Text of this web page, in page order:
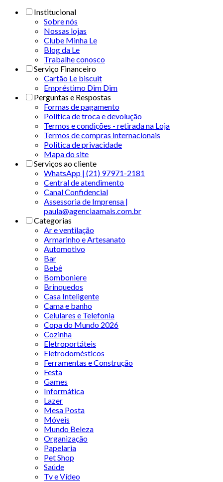
Institucional
Sobre nós
Nossas lojas
Clube Minha Le
Blog da Le
Trabalhe conosco
Serviço Financeiro
Cartão Le biscuit
Empréstimo Dim Dim
Perguntas e Respostas
Formas de pagamento
Política de troca e devolução
Termos e condições - retirada na Loja
Termos de compras internacionais
Politica de privacidade
Mapa do site
Serviços ao cliente
WhatsApp | (21) 97971-2181
Central de atendimento
Canal Confidencial
Assessoria de Imprensa |
paula@agenciaamais.com.br
Categorias
Ar e ventilação
Armarinho e Artesanato
Automotivo
Bar
Bebê
Bomboniere
Brinquedos
Casa Inteligente
Cama e banho
Celulares e Telefonia
Copa do Mundo 2026
Cozinha
Eletroportáteis
Eletrodomésticos
Ferramentas e Construção
Festa
Games
Informática
Lazer
Mesa Posta
Móveis
Mundo Beleza
Organização
Papelaria
Pet Shop
Saúde
Tv e Vídeo